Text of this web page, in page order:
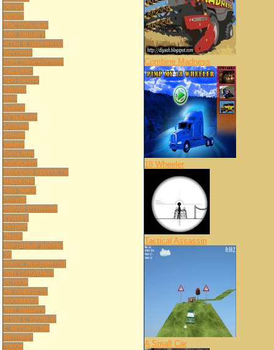
Combine Madness
18 Wheeler
Tactical Assassin
A Small Car
ретро
робот
Настольные
про защиту
игры в шахматы
боулинг
крестики-нолики
пасьянс
про охоту
нарды
мяч
рыбки
пузырьки
здание
линии
замки
бильярд
лабиринт
оборона крепости
маджонг
про змей
гольф
найди отличия
судоку
тетрис
Экшн
звездные войны
3d
поиск предметов
про голодных
остров
на ловкость
росомаха
про защиту
игры с кровью
с автоматом
автомат
герои